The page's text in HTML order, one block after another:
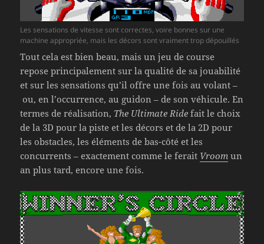
Les sensations de vitesse sont correctes, voire bonnes sur une
machine appropriée, mais les décors sont vraiment trop dépouillés
Tout cela est bien beau, mais un jeu de course
repose principalement sur la qualité de sa jouabilité
et sur les sensations qu’il offre une fois au volant –
ou, en l’occurrence, au guidon – de son véhicule. En
termes de réalisation, The Ultimate Ride fait le choix
de la 3D pour la piste et les décors et de la 2D pour
les obstacles, les éléments de bas-côté et les
concurrents – exactement comme le ferait Vroom un
an plus tard, encore une fois.